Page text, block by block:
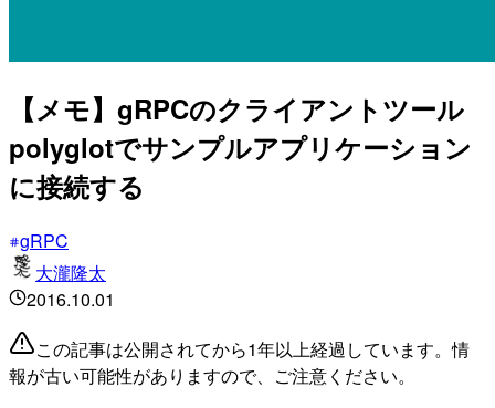
【メモ】gRPCのクライアントツール
polyglotでサンプルアプリケーション
に接続する
gRPC
大瀧隆太
2016.10.01
この記事は公開されてから1年以上経過しています。情
報が古い可能性がありますので、ご注意ください。